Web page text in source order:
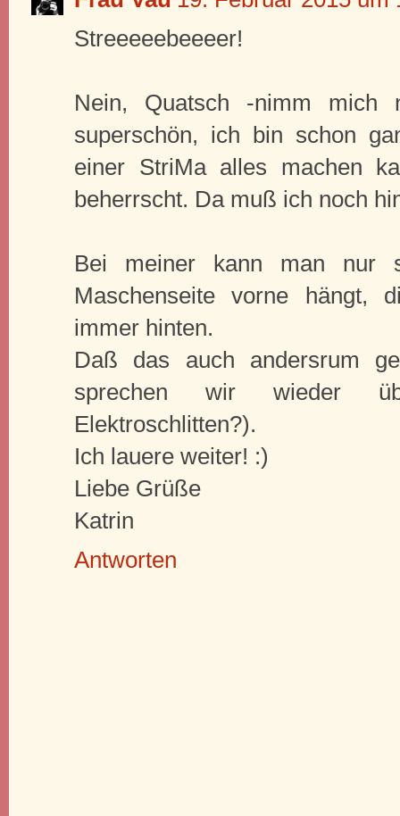
Streeeeebeeeer!
Nein, Quatsch -nimm
superschön, ich bin schon
einer StriMa alles machen
beherrscht. Da muß ich noch
Bei meiner kann man nur
Maschenseite vorne hängt,
immer hinten.
Daß das auch andersrum
sprechen wir wieder
Elektroschlitten?).
Ich lauere weiter! :)
Liebe Grüße
Katrin
Antworten